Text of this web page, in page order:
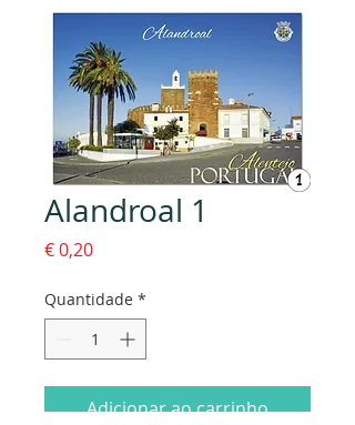
Alandroal 1
€ 0,20Preço
Quantidade *
Adicionar ao carrinho